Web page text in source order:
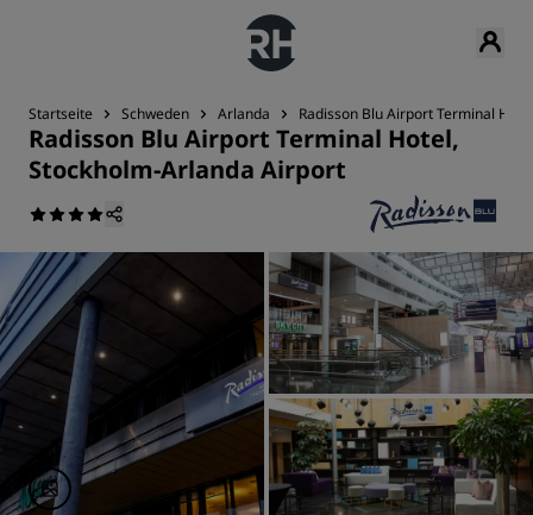
Startseite Schweden Arlanda Radisson Blu Airport Terminal
Radisson Blu Airport Terminal Hotel,
Stockholm-Arlanda Airport